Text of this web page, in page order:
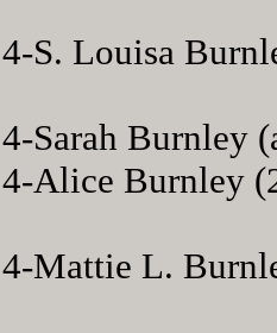
S. Louisa
Sarah Burnley
Alice Burnley
Mattie L.